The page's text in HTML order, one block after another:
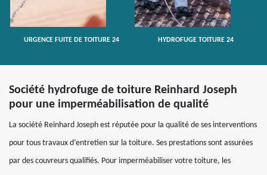
URGENCE FUITE DE TOITURE 24 HYDROFUGE TOITURE 24
Société hydrofuge de toiture Reinhard Joseph
pour une imperméabilisation de qualité
La société Reinhard Joseph est réputée pour la qualité de ses interventions
pour tous travaux d’entretien sur la toiture. Ses prestations sont assurées
par des couvreurs qualifiés. Pour imperméabiliser votre toiture, les